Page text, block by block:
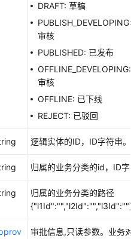
DRAFT: 草稿
PUBLISH_DEVELOPING:
审核
PUBLISHED: 已发布
OFFLINE_DEVELOPING:
审核
OFFLINE: 已下线
REJECT: 已驳回
逻辑实体的ID，ID字符串。
归属的业务分类的id，ID字
归属的业务分类的路径
{"l1Id":"","l2Id":"","l3Id":""}。
审批信息,只读参数。业务对